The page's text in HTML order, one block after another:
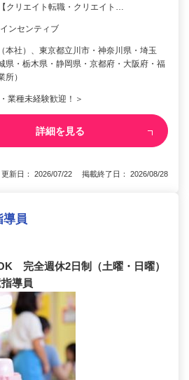
クリエイト転職・クリエイト…
ンセンティブ
本社）、東京都立川市・神奈川県・埼玉
県・栃木県・静岡県・京都府・大阪府・福
所）
業種未経験歓迎！＞
詳細を見る
更新日： 2026/07/22 掲載終了日： 2026/08/28
導員
完全週休2日制（土曜・日曜）
導員